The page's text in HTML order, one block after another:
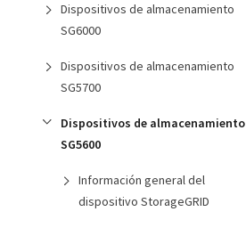
Dispositivos de almacenamiento
SG6000
Dispositivos de almacenamiento
SG5700
Dispositivos de almacenamiento
SG5600
Información general del
dispositivo StorageGRID